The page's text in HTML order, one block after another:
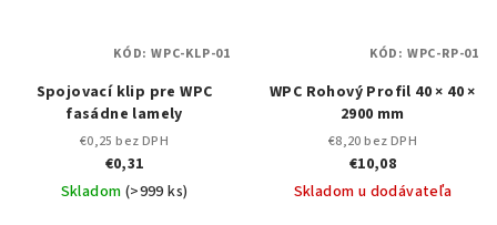
Spojovací klip pre WPC
fasádne lamely
€0,25 bez DPH
€0,31
Skladom (>999 ks)
KÓD: WPC-KLP-01
WPC Rohový Profil 40 × 40 ×
2900 mm
€8,20 bez DPH
€10,08
Skladom u dodávateľa
KÓD: WPC-RP-01